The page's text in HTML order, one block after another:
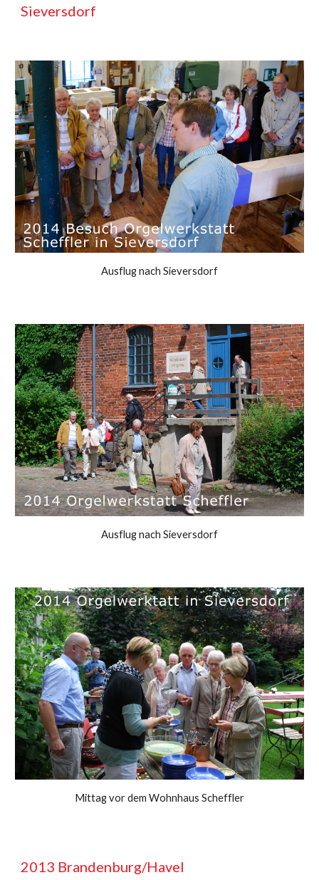
Sieversdorf
Ausflug nach Sieversdorf
Ausflug nach Sieversdorf
Mittag vor dem Wohnhaus Scheffler
2013 Brandenburg/Havel